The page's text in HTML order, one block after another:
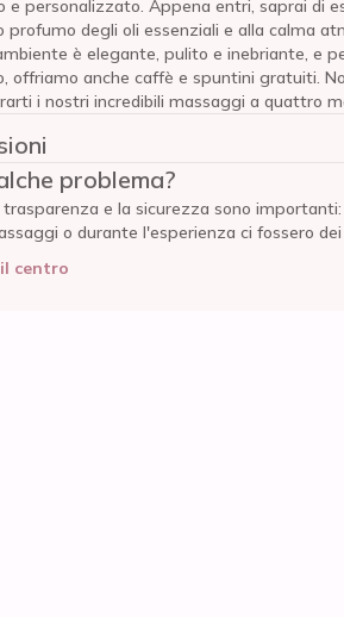
e personalizzato. Appena entri, saprai di
profumo degli oli essenziali e alla calma
è elegante, pulito e inebriante, e
offriamo anche caffè e spuntini gratuiti.
i nostri incredibili massaggi a quattro
problema?
trasparenza e la sicurezza sono
o durante l'esperienza ci fossero
centro